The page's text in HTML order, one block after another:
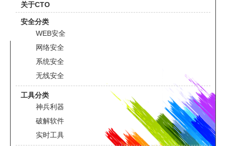
关于CTO
安全分类
WEB安全
网络安全
系统安全
无线安全
工具分类
神兵利器
破解软件
实时工具